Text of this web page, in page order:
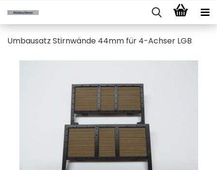
Umbausatz Stirnwände 44mm für 4-Achser LGB